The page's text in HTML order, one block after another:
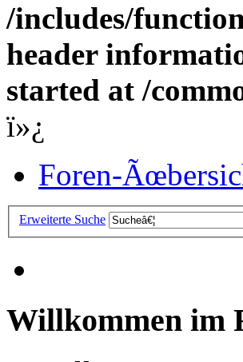
/includes/
header
started at /
ï»¿
Foren-
Erweiterte Suche
Willkommen im